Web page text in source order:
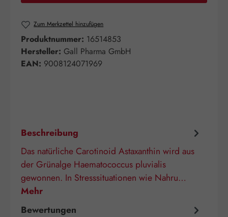
Zum Merkzettel hinzufügen
Produktnummer: 16514853
Hersteller: Gall Pharma GmbH
EAN: 9008124071969
Beschreibung
Das natürliche Carotinoid Astaxanthin wird aus
der Grünalge Haematococcus pluvialis
gewonnen. In Stresssituationen wie Nahru…
Mehr
Bewertungen